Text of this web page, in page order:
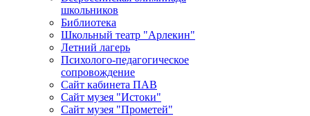
школьников
Библиотека
Школьный театр "Арлекин"
Летний лагерь
Психолого-педагогическое
сопровождение
Сайт кабинета ПАВ
Сайт музея "Истоки"
Сайт музея "Прометей"